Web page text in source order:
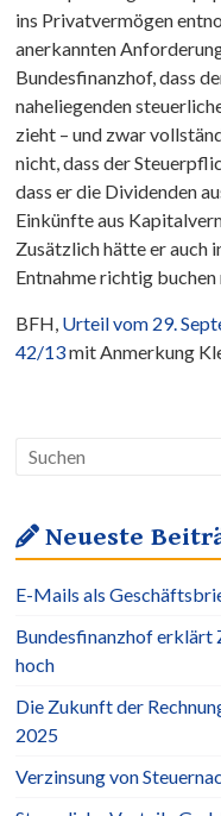
ins Privatvermögen
anerkannten
Bundesfinanzhof, dass
naheliegenden
zieht – und zwar
nicht, dass der
dass er die Dividenden
Einkünfte aus
Zusätzlich hätte er auch
Entnahme richtig buchen
BFH, Urteil vom 29.
42/13mit Anmerkung
Neueste
E-Mails als
Bundesfinanzhof erklärt
hoch
Die Zukunft der
2025
Verzinsung von